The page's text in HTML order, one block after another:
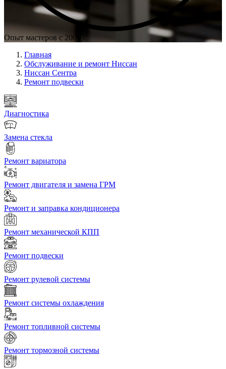
Опыт мастеров с 2009 г.
Главная
Обслуживание и ремонт Ниссан
Ниссан Сентра
Ремонт подвески
Диагностика
Замена стекла
Ремонт вариатора
Ремонт двигателя и замена ГРМ
Ремонт и заправка кондиционера
Ремонт механической КПП
Ремонт подвески
Ремонт рулевой системы
Ремонт системы охлаждения
Ремонт топливной системы
Ремонт тормозной системы